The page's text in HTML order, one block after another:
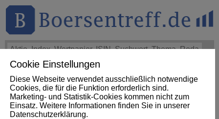
Cookie Einstellungen
Diese Webseite verwendet ausschließlich notwendige
Cookies, die für die Funktion erforderlich sind.
Marketing- und Statistik-Cookies kommen nicht zum
Einsatz. Weitere Informationen finden Sie in unserer
Datenschutzerklärung.
THEMEN HOT-STOCKS
Impact News +++ First Phosphate Corp.: First Phosphate
Announces Uplisting of American Depositary Receipt (ADR)
to Nasdaq... (Newsfile) +++ FIRST PHOSPHATE Aktie
+4,02%